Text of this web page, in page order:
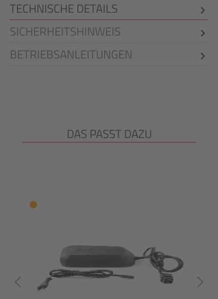
TECHNISCHE DETAILS
SICHERHEITSHINWEIS
BETRIEBSANLEITUNGEN
Produktgalerie überspringen
DAS PASST DAZU